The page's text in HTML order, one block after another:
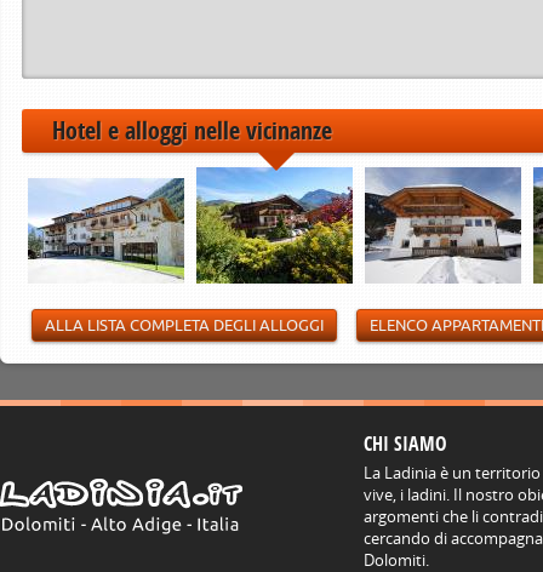
Hotel e alloggi nelle vicinanze
ALLA LISTA COMPLETA DEGLI ALLOGGI ELENCO APPARTAMENTI
CHI SIAMO
La Ladinia è un
vive, i ladini. Il nostro
argomenti che li
cercando di
Dolomiti.